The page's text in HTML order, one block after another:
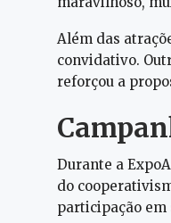
Além das
convidativo.
reforçou a
Durante a
do
participação em